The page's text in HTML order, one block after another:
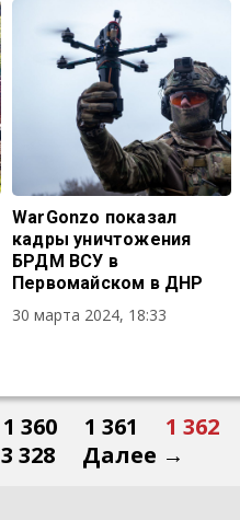
WarGonzo показал
кадры уничтожения
БРДМ ВСУ в
Первомайском в ДНР
30 марта 2024, 18:33
1 360 1 361
1 362
3 328 Далее →